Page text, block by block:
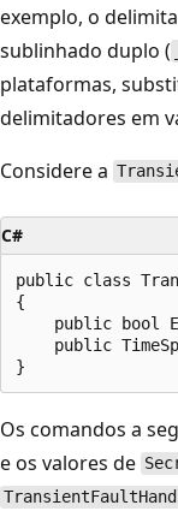
exemplo, o
sublinhado duplo (
plataformas,
delimitadores em
Considere a
C#
public class
{
public bool
public
Os comandos a
e os valores de